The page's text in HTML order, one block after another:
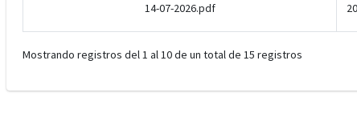
14-07-2026.pdf
Mostrando registros del 1 al 10 de un total de 15 registros